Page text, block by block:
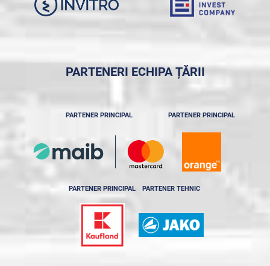
PARTENERI ECHIPA ȚĂRII
PARTENER PRINCIPAL PARTENER PRINCIPAL
PARTENER PRINCIPAL PARTENER TEHNIC